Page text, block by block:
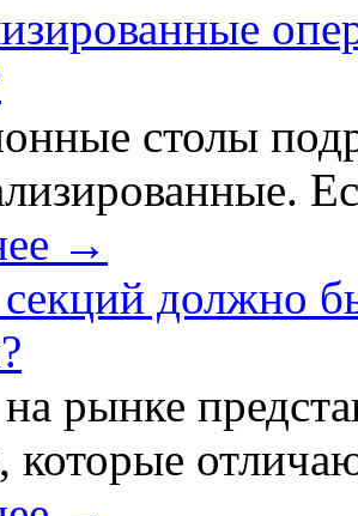
столы
→
должно
рынке
которые